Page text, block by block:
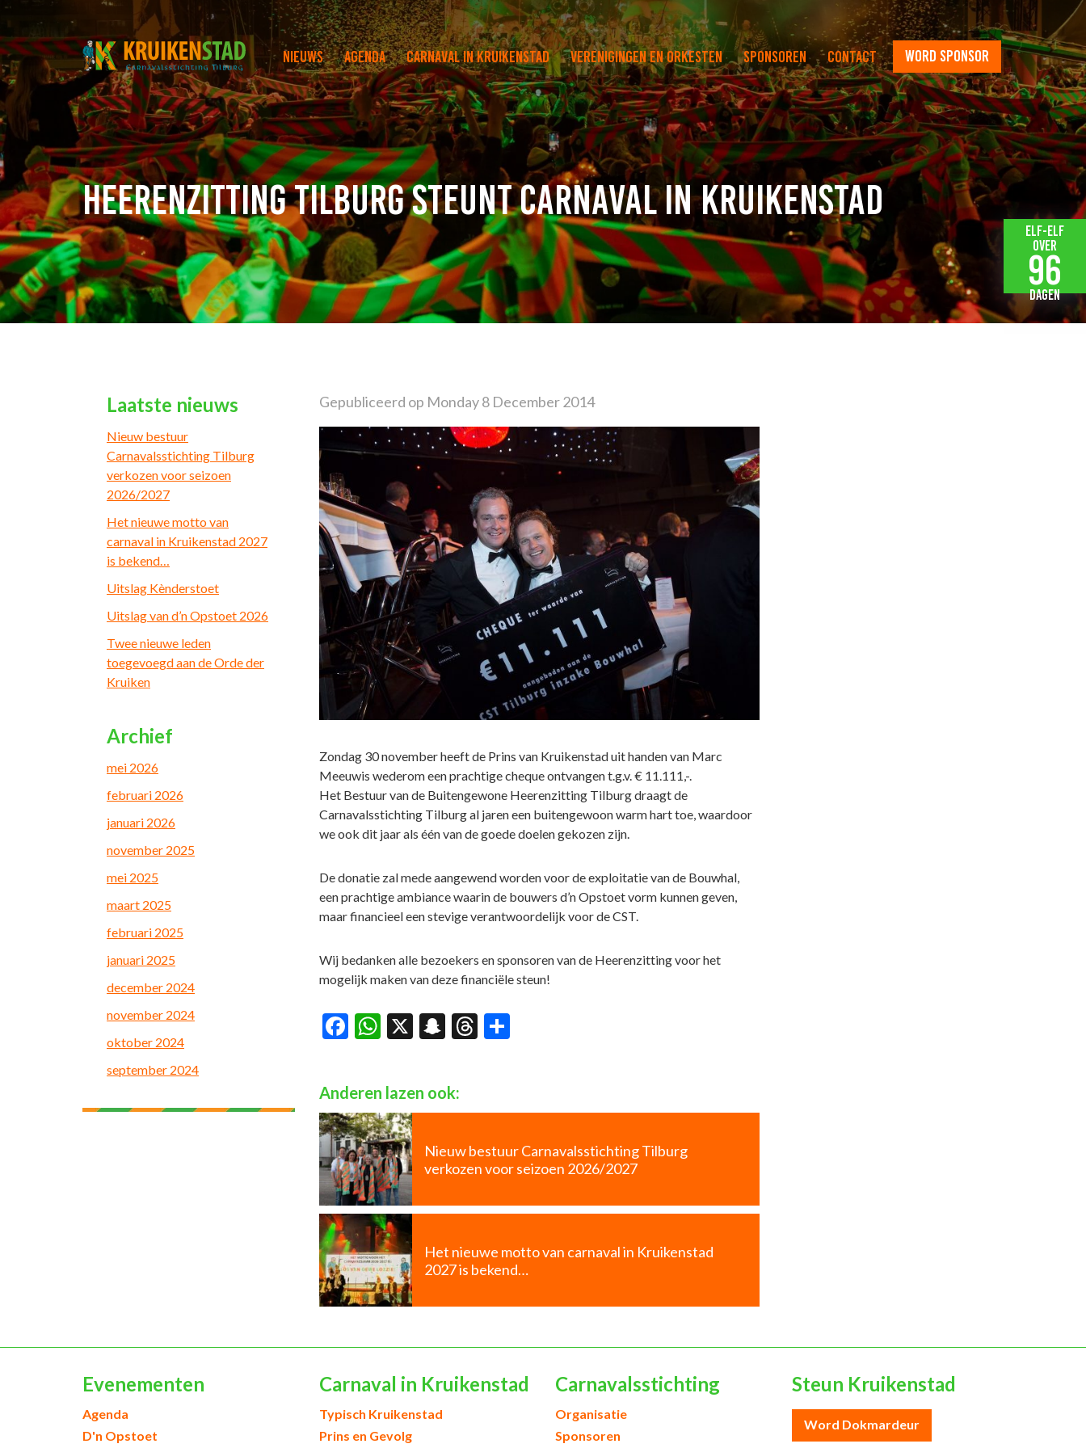
Nieuws Agenda Carnaval in Kruikenstad Verenigingen en orkesten Sponsoren Contact word sponsor
Heerenzitting Tilburg steunt Carnaval in Kruikenstad
Laatste nieuws
Nieuw bestuur
Carnavalsstichting Tilburg
verkozen voor seizoen
2026/2027
Het nieuwe motto van
carnaval in Kruikenstad 2027
is bekend…
Uitslag Kènderstoet
Uitslag van d’n Opstoet 2026
Twee nieuwe leden
toegevoegd aan de Orde der
Kruiken
Archief
mei 2026
februari 2026
januari 2026
november 2025
mei 2025
maart 2025
februari 2025
januari 2025
december 2024
november 2024
oktober 2024
september 2024
Gepubliceerd op Monday 8 December 2014
Zondag 30 november heeft de Prins van Kruikenstad uit handen van Marc
Meeuwis wederom een prachtige cheque ontvangen t.g.v. € 11.111,-.
Het Bestuur van de Buitengewone Heerenzitting Tilburg draagt de
Carnavalsstichting Tilburg al jaren een buitengewoon warm hart toe, waardoor
we ook dit jaar als één van de goede doelen gekozen zijn.
De donatie zal mede aangewend worden voor de exploitatie van de Bouwhal,
een prachtige ambiance waarin de bouwers d’n Opstoet vorm kunnen geven,
maar financieel een stevige verantwoordelijk voor de CST.
Wij bedanken alle bezoekers en sponsoren van de Heerenzitting voor het
mogelijk maken van deze financiële steun!
Facebook
WhatsApp
X Snapchat
Threads
Delen
Anderen lazen ook:
Nieuw bestuur Carnavalsstichting Tilburg
verkozen voor seizoen 2026/2027
Het nieuwe motto van carnaval in Kruikenstad
2027 is bekend…
Elf-elf
over
96
dagen
Evenementen
Agenda
D'n Opstoet
Carnaval in Kruikenstad
Typisch Kruikenstad
Prins en Gevolg
Carnavalsstichting
Organisatie
Sponsoren
Steun Kruikenstad
Word Dokmardeur